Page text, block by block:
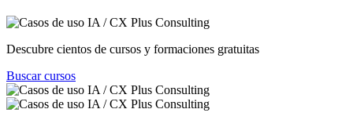
Descubre cientos de cursos y formaciones gratuitas
Buscar cursos